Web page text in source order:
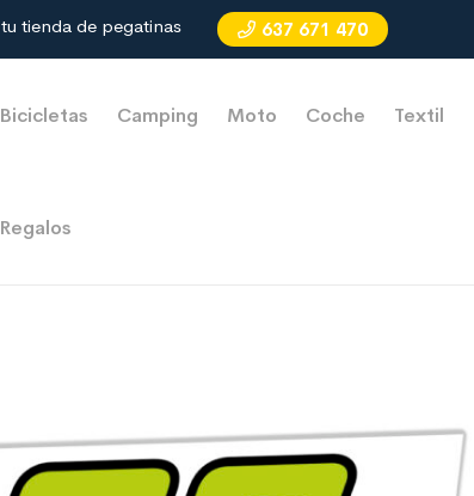
tu tienda de pegatinas 637 671 470
Bicicletas Camping Moto Coche Textil
Regalos